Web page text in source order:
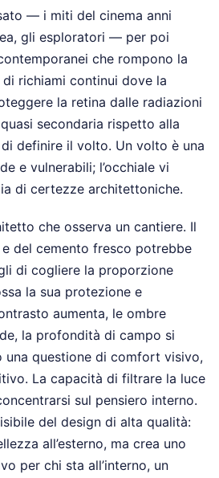
— i miti del cinema anni
gli esploratori — per poi
che rompono la
richiami continui dove la
la retina dalle radiazioni
secondaria rispetto alla
definire il volto. Un volto è una
e vulnerabili; l’occhiale vi
di certezze architettoniche.
che osserva un cantiere. Il
del cemento fresco potrebbe
di cogliere la proporzione
la sua protezione e
aumenta, le ombre
la profondità di campo si
una questione di comfort visivo,
La capacità di filtrare la luce
sul pensiero interno.
del design di alta qualità:
all’esterno, ma crea uno
per chi sta all’interno, un